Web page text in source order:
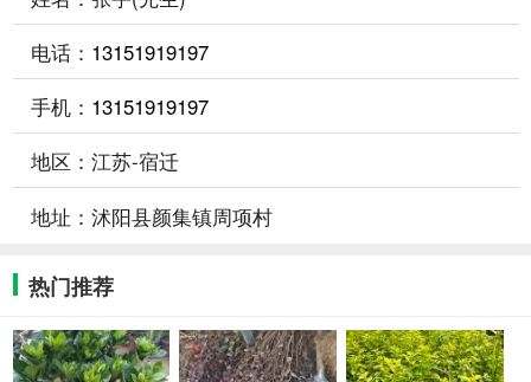
电话： 13151919197
手机： 13151919197
地区：江苏-宿迁
地址：沭阳县颜集镇周项村
热门推荐